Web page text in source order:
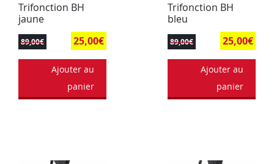
Trifonction BH
jaune
89,00€ 25,00€
Ajouter au
panier
Trifonction BH
bleu
89,00€ 25,00€
Ajouter au
panier